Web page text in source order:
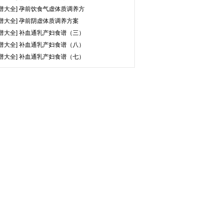
大全] 孕前饮食气虚体质调养方
大全] 孕前阴虚体质调养方案
大全] 补血通乳产妇食谱（三）
大全] 补血通乳产妇食谱（八）
大全] 补血通乳产妇食谱（七）